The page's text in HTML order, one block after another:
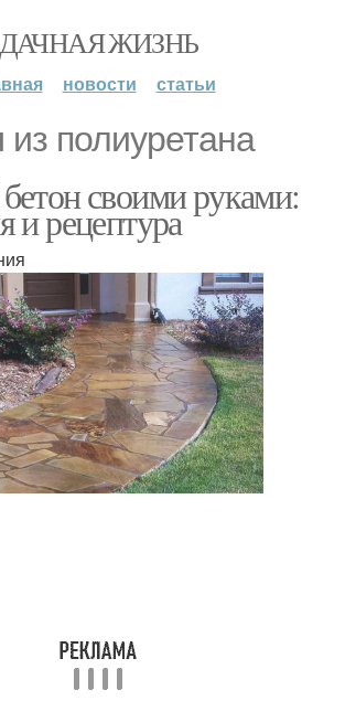
ДАЧНАЯ ЖИЗНЬ
новости статьи
полиуретана
своими руками:
и рецептура